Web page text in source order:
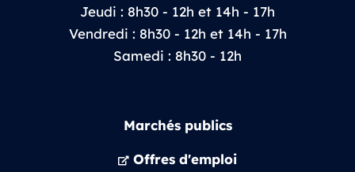
Jeudi : 8h30 - 12h et 14h - 17h
Vendredi : 8h30 - 12h et 14h - 17h
Samedi : 8h30 - 12h
Marchés publics
Offres d'emploi